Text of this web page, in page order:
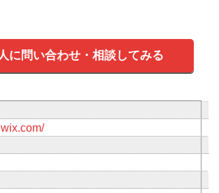
に問い合わせ・相談してみる